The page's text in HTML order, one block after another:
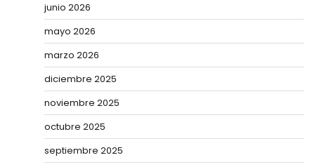
junio 2026
mayo 2026
marzo 2026
diciembre 2025
noviembre 2025
octubre 2025
septiembre 2025